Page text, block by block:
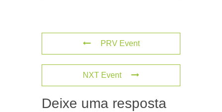
PRV Event
NXT Event
Deixe uma resposta